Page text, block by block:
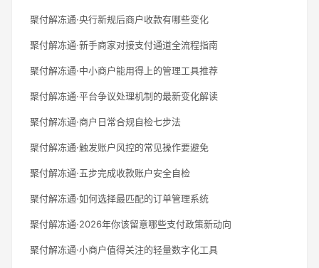
聚付解冻通·央行新规后商户收款有哪些变化
聚付解冻通·新手商家对接支付通道全流程指南
聚付解冻通·中小商户能用得上的管理工具推荐
聚付解冻通·平台争议处理机制的最新变化解读
聚付解冻通·商户日常合规自检七步法
聚付解冻通·触发账户风控的常见操作要避免
聚付解冻通·五步完成收款账户安全自检
聚付解冻通·如何选择最匹配的订单管理系统
聚付解冻通·2026年你该留意哪些支付政策新动向
聚付解冻通·小商户值得关注的轻量数字化工具